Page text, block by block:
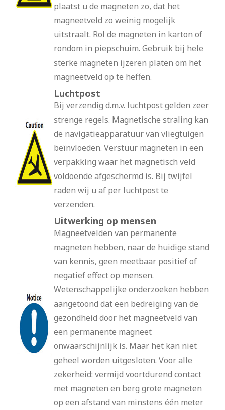
plaatst u de magneten zo, dat het
magneetveld zo weinig mogelijk
uitstraalt. Rol de magneten in karton of
rondom in piepschuim. Gebruik bij hele
sterke magneten ijzeren platen om het
magneetveld op te heffen.
Luchtpost
Bij verzendig d.m.v. luchtpost gelden zeer
strenge regels. Magnetische straling kan
de navigatieapparatuur van vliegtuigen
beïnvloeden. Verstuur magneten in een
verpakking waar het magnetisch veld
voldoende afgeschermd is. Bij twijfel
raden wij u af per luchtpost te
verzenden.
Uitwerking op mensen
Magneetvelden van permanente
magneten hebben, naar de huidige stand
van kennis, geen meetbaar positief of
negatief effect op mensen.
Wetenschappelijke onderzoeken hebben
aangetoond dat een bedreiging van de
gezondheid door het magneetveld van
een permanente magneet
onwaarschijnlijk is. Maar het kan niet
geheel worden uitgesloten. Voor alle
zekerheid: vermijd voortdurend contact
met magneten en berg grote magneten
op een afstand van minstens één meter